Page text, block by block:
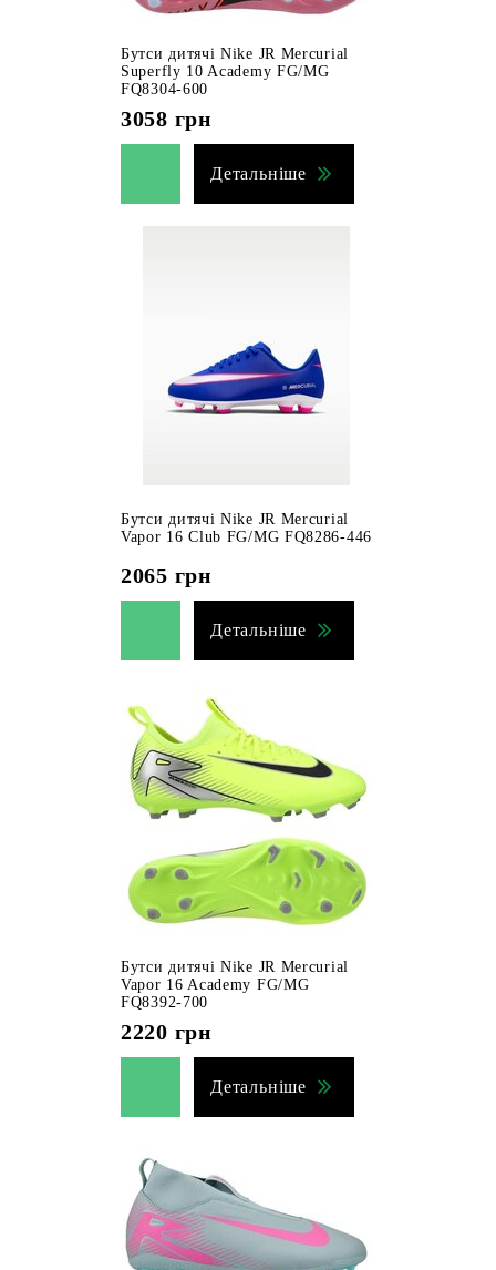
Бутси дитячі Nike JR Mercurial
Superfly 10 Academy FG/MG
FQ8304-600
3058 грн
Детальніше
Бутси дитячі Nike JR Mercurial
Vapor 16 Club FG/MG FQ8286-446
2065 грн
Детальніше
Бутси дитячі Nike JR Mercurial
Vapor 16 Academy FG/MG
FQ8392-700
2220 грн
Детальніше